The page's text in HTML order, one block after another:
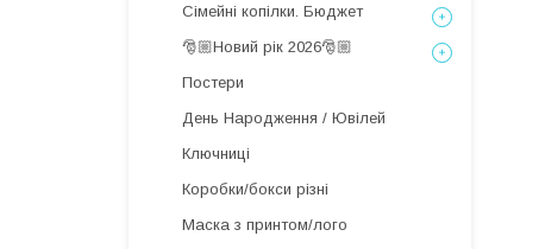
Сімейні копілки. Бюджет
🎅🏼Новий рік 2026🎅🏼
Постери
День Народження / Ювілей
Ключниці
Коробки/бокси різні
Маска з принтом/лого